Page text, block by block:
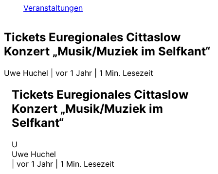
Veranstaltungen
Tickets Euregionales Cittaslow
Konzert „Musik/Muziek im Selfkant“
Uwe Huchel vor 1 Jahr 1 Min. Lesezeit
Tickets Euregionales Cittaslow
Konzert „Musik/Muziek im
Selfkant“
U
Uwe Huchel
vor 1 Jahr 1 Min. Lesezeit